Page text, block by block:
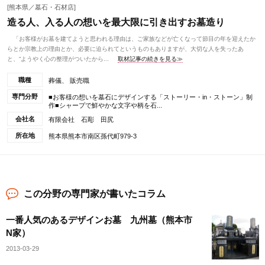
[熊本県／墓石・石材店]
造る人、入る人の想いを最大限に引き出すお墓造り
「お客様がお墓を建てようと思われる理由は、ご家族などが亡くなって節目の年を迎えたか
らとか宗教上の理由とか、必要に迫られてというものもありますが、大切な人を失ったあ
と、“ようやく心の整理がついたから...
取材記事の続きを見る≫
職種 葬儀、 販売職
専門分野
■お客様の想いを墓石にデザインする「ストーリー・in・ストーン」制
作■シャープで鮮やかな文字や柄を石...
会社名
有限会社 石彫 田尻
所在地 熊本県熊本市南区孫代町979-3
この分野の専門家が書いたコラム
一番人気のあるデザインお墓 九州墓（熊本市
N家）
2013-03-29